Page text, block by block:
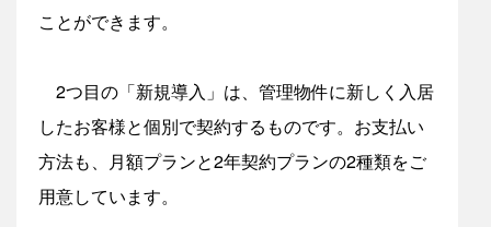
ことができます。
2つ目の「新規導入」は、管理物件に新しく入居
したお客様と個別で契約するものです。お支払い
方法も、月額プランと2年契約プランの2種類をご
用意しています。